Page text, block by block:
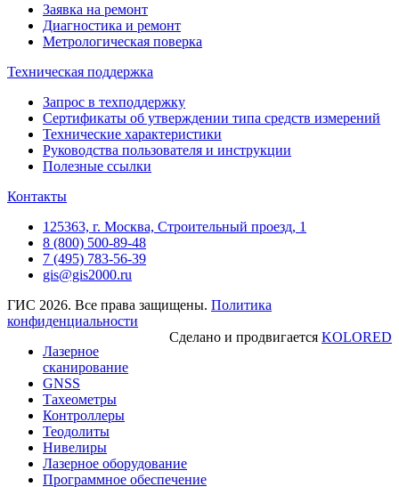
Заявка на ремонт
Диагностика и ремонт
Метрологическая поверка
Техническая поддержка
Запрос в техподдержку
Сертификаты об утверждении типа средств измерений
Технические характеристики
Руководства пользователя и инструкции
Полезные ссылки
Контакты
125363, г. Москва, Строительный проезд, 1
8 (800) 500-89-48
7 (495) 783-56-39
gis@gis2000.ru
ГИС 2026. Все права защищены. Политика
конфиденциальности
Сделано и продвигается KOLORED
Лазерное
сканирование
GNSS
Тахеометры
Контроллеры
Теодолиты
Нивелиры
Лазерное оборудование
Программное обеспечение